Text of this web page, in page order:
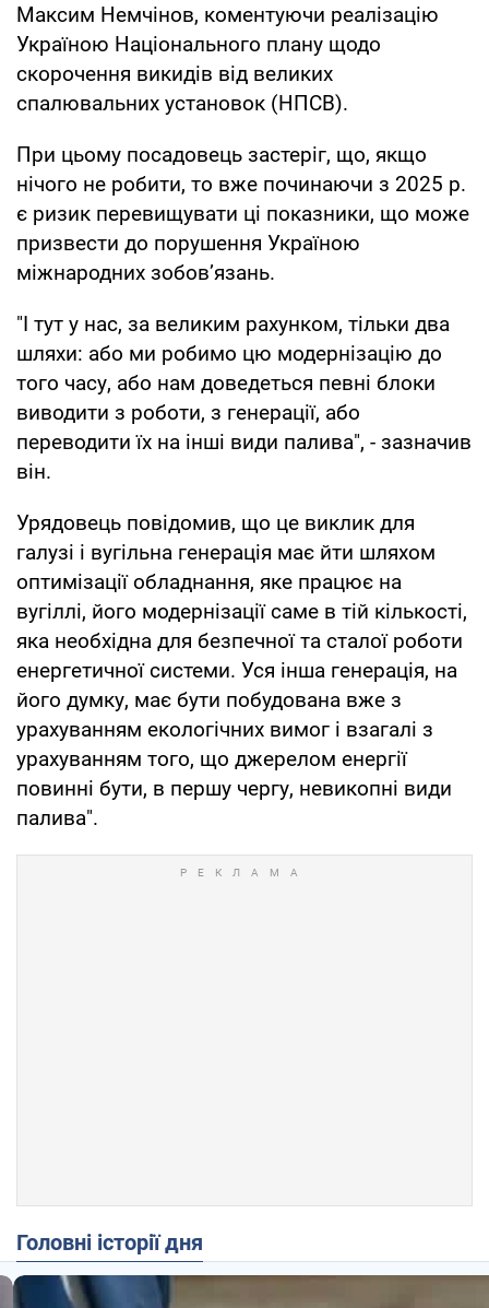
Максим Немчінов, коментуючи реалізацію
Україною Національного плану щодо
скорочення викидів від великих
спалювальних установок (НПСВ).
При цьому посадовець застеріг, що, якщо
нічого не робити, то вже починаючи з 2025 р.
є ризик перевищувати ці показники, що може
призвести до порушення Україною
міжнародних зобов’язань.
"І тут у нас, за великим рахунком, тільки два
шляхи: або ми робимо цю модернізацію до
того часу, або нам доведеться певні блоки
виводити з роботи, з генерації, або
переводити їх на інші види палива", - зазначив
він.
Урядовець повідомив, що це виклик для
галузі і вугільна генерація має йти шляхом
оптимізації обладнання, яке працює на
вугіллі, його модернізації саме в тій кількості,
яка необхідна для безпечної та сталої роботи
енергетичної системи. Уся інша генерація, на
його думку, має бути побудована вже з
урахуванням екологічних вимог і взагалі з
урахуванням того, що джерелом енергії
повинні бути, в першу чергу, невикопні види
палива".
Головні історії дня